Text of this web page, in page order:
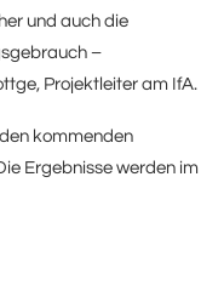
und auch die
–
Projektleiter am IfA.
kommenden
Ergebnisse werden im